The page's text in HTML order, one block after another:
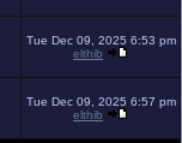
Tue Dec 09, 2025 6:53 pm
elthib
Tue Dec 09, 2025 6:57 pm
elthib